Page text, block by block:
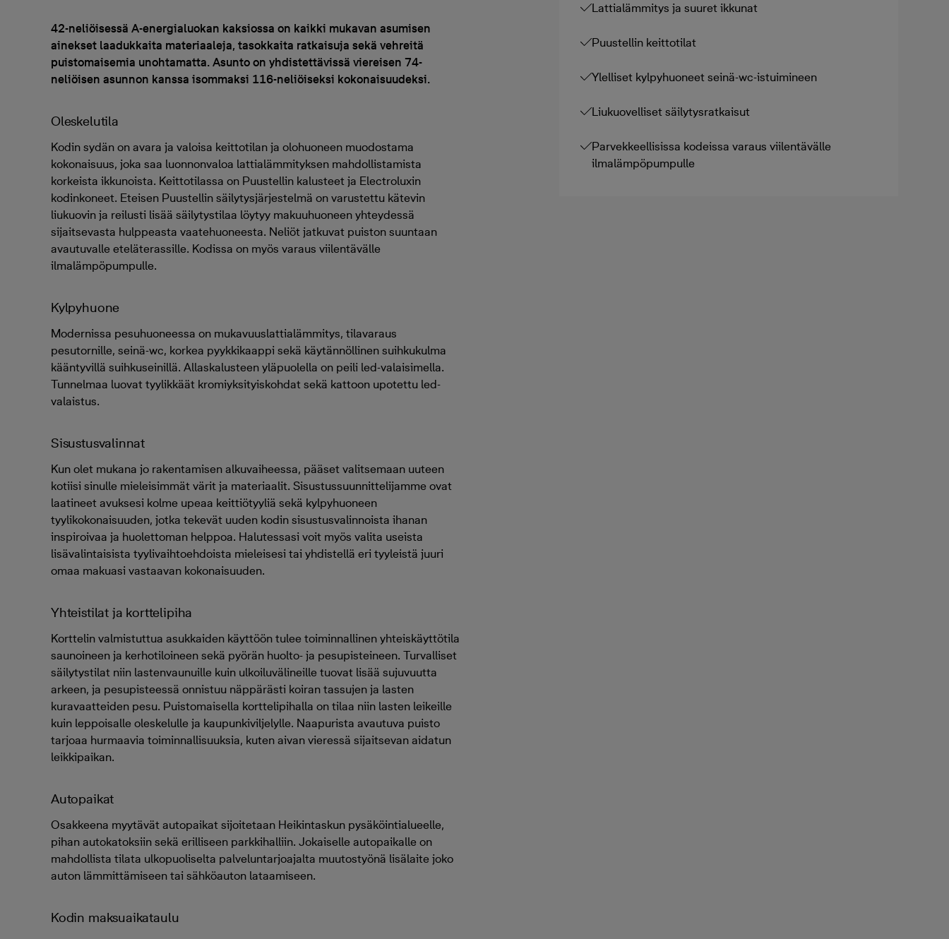
42-neliöisessä A-energialuokan kaksiossa on kaikki mukavan asumisen
ainekset laadukkaita materiaaleja, tasokkaita ratkaisuja sekä vehreitä
puistomaisemia unohtamatta. Asunto on yhdistettävissä viereisen 74-
neliöisen asunnon kanssa isommaksi 116-neliöiseksi kokonaisuudeksi.
Oleskelutila
Kodin sydän on avara ja valoisa keittotilan ja olohuoneen muodostama
kokonaisuus, joka saa luonnonvaloa lattialämmityksen mahdollistamista
korkeista ikkunoista. Keittotilassa on Puustellin kalusteet ja Electroluxin
kodinkoneet. Eteisen Puustellin säilytysjärjestelmä on varustettu kätevin
liukuovin ja reilusti lisää säilytystilaa löytyy makuuhuoneen yhteydessä
sijaitsevasta hulppeasta vaatehuoneesta. Neliöt jatkuvat puiston suuntaan
avautuvalle eteläterassille. Kodissa on myös varaus viilentävälle
ilmalämpöpumpulle.
Kylpyhuone
Modernissa pesuhuoneessa on mukavuuslattialämmitys, tilavaraus
pesutornille, seinä-wc, korkea pyykkikaappi sekä käytännöllinen suihkukulma
kääntyvillä suihkuseinillä. Allaskalusteen yläpuolella on peili led-valaisimella.
Tunnelmaa luovat tyylikkäät kromiyksityiskohdat sekä kattoon upotettu led-
valaistus.
Sisustusvalinnat
Kun olet mukana jo rakentamisen alkuvaiheessa, pääset valitsemaan uuteen
kotiisi sinulle mieleisimmät värit ja materiaalit. Sisustussuunnittelijamme ovat
laatineet avuksesi kolme upeaa keittiötyyliä sekä kylpyhuoneen
tyylikokonaisuuden, jotka tekevät uuden kodin sisustusvalinnoista ihanan
inspiroivaa ja huolettoman helppoa. Halutessasi voit myös valita useista
lisävalintaisista tyylivaihtoehdoista mieleisesi tai yhdistellä eri tyyleistä juuri
omaa makuasi vastaavan kokonaisuuden.
Yhteistilat ja korttelipiha
Korttelin valmistuttua asukkaiden käyttöön tulee toiminnallinen yhteiskäyttötila
saunoineen ja kerhotiloineen sekä pyörän huolto- ja pesupisteineen. Turvalliset
säilytystilat niin lastenvaunuille kuin ulkoiluvälineille tuovat lisää sujuvuutta
arkeen, ja pesupisteessä onnistuu näppärästi koiran tassujen ja lasten
kuravaatteiden pesu. Puistomaisella korttelipihalla on tilaa niin lasten leikeille
kuin leppoisalle oleskelulle ja kaupunkiviljelylle. Naapurista avautuva puisto
tarjoaa hurmaavia toiminnallisuuksia, kuten aivan vieressä sijaitsevan aidatun
leikkipaikan.
Autopaikat
Osakkeena myytävät autopaikat sijoitetaan Heikintaskun pysäköintialueelle,
pihan autokatoksiin sekä erilliseen parkkihalliin. Jokaiselle autopaikalle on
mahdollista tilata ulkopuoliselta palveluntarjoajalta muutostyönä lisälaite joko
auton lämmittämiseen tai sähköauton lataamiseen.
Kodin maksuaikataulu
Lattialämmitys ja suuret ikkunat
Puustellin keittotilat
Ylelliset kylpyhuoneet seinä-wc-istuimineen
Liukuovelliset säilytysratkaisut
Parvekkeellisissa kodeissa varaus viilentävälle
ilmalämpöpumpulle